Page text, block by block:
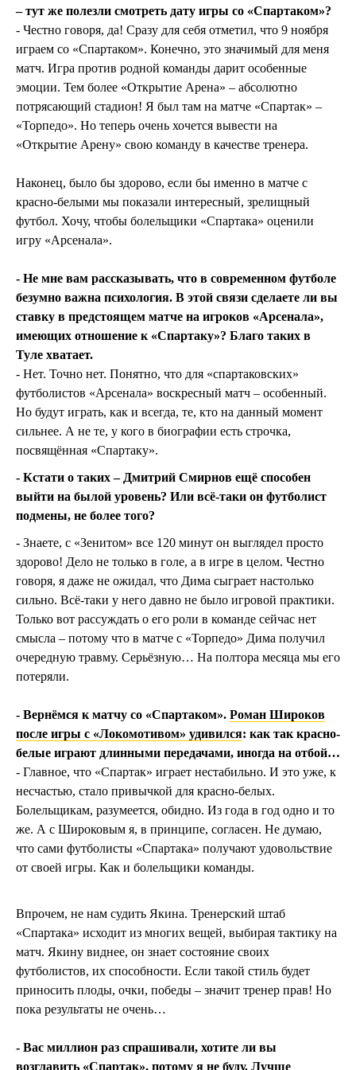
– тут же полезли смотреть дату игры со «Спартаком»?
- Честно говоря, да! Сразу для себя отметил, что 9 ноября
играем со «Спартаком». Конечно, это значимый для меня
матч. Игра против родной команды дарит особенные
эмоции. Тем более «Открытие Арена» – абсолютно
потрясающий стадион! Я был там на матче «Спартак» –
«Торпедо». Но теперь очень хочется вывести на
«Открытие Арену» свою команду в качестве тренера.
Наконец, было бы здорово, если бы именно в матче с
красно-белыми мы показали интересный, зрелищный
футбол. Хочу, чтобы болельщики «Спартака» оценили
игру «Арсенала».
- Не мне вам рассказывать, что в современном футболе
безумно важна психология. В этой связи сделаете ли вы
ставку в предстоящем матче на игроков «Арсенала»,
имеющих отношение к «Спартаку»? Благо таких в
Туле хватает.
- Нет. Точно нет. Понятно, что для «спартаковских»
футболистов «Арсенала» воскресный матч – особенный.
Но будут играть, как и всегда, те, кто на данный момент
сильнее. А не те, у кого в биографии есть строчка,
посвящённая «Спартаку».
- Кстати о таких – Дмитрий Смирнов ещё способен
выйти на былой уровень? Или всё-таки он футболист
подмены, не более того?
- Знаете, с «Зенитом» все 120 минут он выглядел просто
здорово! Дело не только в голе, а в игре в целом. Честно
говоря, я даже не ожидал, что Дима сыграет настолько
сильно. Всё-таки у него давно не было игровой практики.
Только вот рассуждать о его роли в команде сейчас нет
смысла – потому что в матче с «Торпедо» Дима получил
очередную травму. Серьёзную… На полтора месяца мы его
потеряли.
- Вернёмся к матчу со «Спартаком». Роман Широков
после игры с «Локомотивом» удивился: как так красно-
белые играют длинными передачами, иногда на отбой…
- Главное, что «Спартак» играет нестабильно. И это уже, к
несчастью, стало привычкой для красно-белых.
Болельщикам, разумеется, обидно. Из года в год одно и то
же. А с Широковым я, в принципе, согласен. Не думаю,
что сами футболисты «Спартака» получают удовольствие
от своей игры. Как и болельщики команды.
Впрочем, не нам судить Якина. Тренерский штаб
«Спартака» исходит из многих вещей, выбирая тактику на
матч. Якину виднее, он знает состояние своих
футболистов, их способности. Если такой стиль будет
приносить плоды, очки, победы – значит тренер прав! Но
пока результаты не очень…
- Вас миллион раз спрашивали, хотите ли вы
возглавить «Спартак», потому я не буду. Лучше